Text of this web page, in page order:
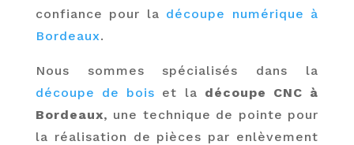
confiance pour la découpe numérique à
Bordeaux.
Nous sommes spécialisés dans la
découpe de bois et la découpe CNC à
Bordeaux, une technique de pointe pour
la réalisation de pièces par enlèvement